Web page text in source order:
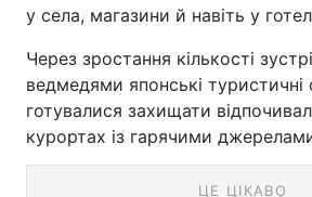
у села, магазини й навіть у
Через зростання кількості
ведмедями японські туристичні
готувалися захищати
курортах із гарячими